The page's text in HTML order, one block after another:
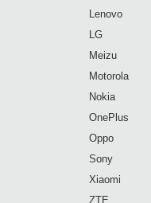
Lenovo
LG
Meizu
Motorola
Nokia
OnePlus
Oppo
Sony
Xiaomi
ZTE